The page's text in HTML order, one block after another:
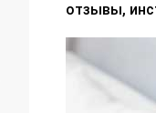
отзывы,